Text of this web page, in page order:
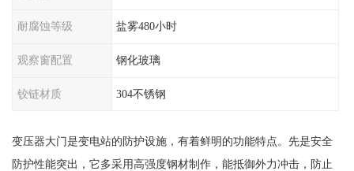
耐腐蚀等级 盐雾480小时
观察窗配置 钢化玻璃
铰链材质 304不锈钢
变压器大门是变电站的防护设施，有着鲜明的功能特点。先是安全
防护性能突出，它多采用高强度钢材制作，能抵御外力冲击，防止